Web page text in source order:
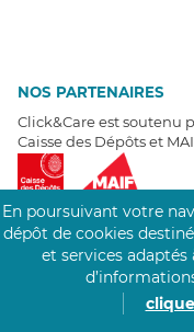
NOS PARTENAIRES
Click&Care est soutenu
Caisse des Dépôts et
EXPERTS À VOTRE
Un besoin de
En poursuivant votre
dépôt de cookies
et services adaptés